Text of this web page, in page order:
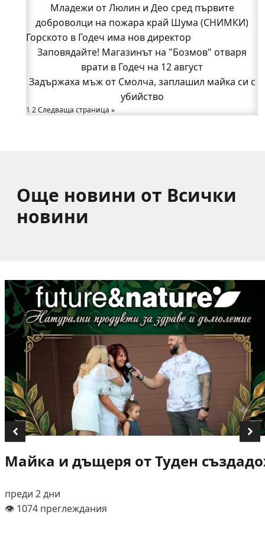
Началникът на пожарната в Годеч благодари
поименно на всички, които бяха рамо до рамо с
огнеборците!
150 декара гори, треви и храсти изгоряха край
Годеч, десетки доброволци се хвърлиха в
битката с огъня (СНИМКИ/ВИДЕО)
Полицията влиза в селата
Възможни са прекъсвания на тока утре в части
Младежи от Люлин и Део сред първите
доброволци на пожара край Шума (СНИМКИ)
Горското в Годеч има нов директор
Заповядайте! Магазинът на "Бозмов" отваря
врати в Годеч на 12 август
Задържаха мъж от Смолча, заплашил майка си с
убийство
1 2Следваща страница »
Още новини от Всички
новини
Майка и дъщеря от Туден
преди 2 дни
👁️ 1074 преглеждания